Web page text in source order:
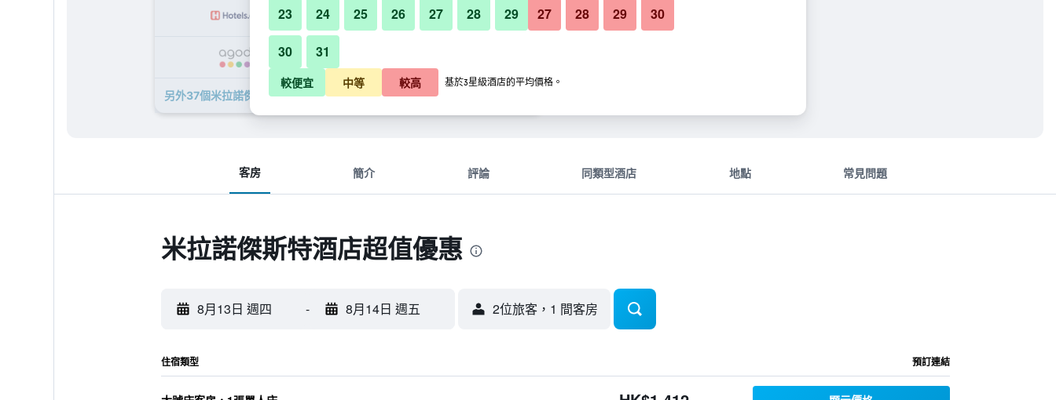
HK$985 查看優惠
另外37個米拉諾傑斯特酒店​的優惠
米拉諾傑斯特酒店的照片
客房 簡介 評論 同類型酒店 地點 常見問題
米拉諾傑斯特酒店超值優惠
8月13日 週四 - 8月14日 週五 2位旅客，1 間客房
住宿類型 預訂連結
23 24 25 26 27 28 29
30 31
27 28 29 30
較便宜 中等 較高 基於3星級酒店的平均價格。